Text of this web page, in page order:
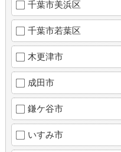
千葉市美浜区
千葉市若葉区
木更津市
成田市
鎌ケ谷市
いすみ市